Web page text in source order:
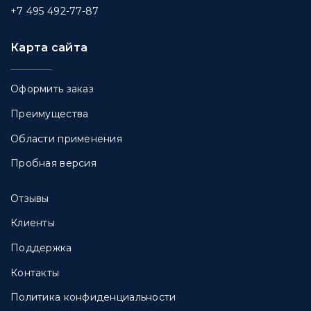
+7 495 492-77-87
Карта сайта
Оформить заказ
Преимущества
Области применения
Пробная версия
Отзывы
Клиенты
Поддержка
Контакты
Политика конфиденциальности